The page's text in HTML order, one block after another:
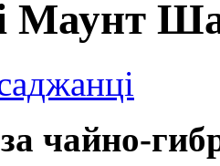
Маунт
чайно-